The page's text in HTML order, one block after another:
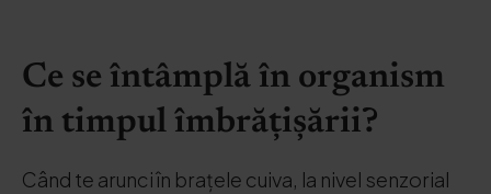
Ce se întâmplă în organism
în timpul îmbrățișării?
Când te arunci în brațele cuiva, la nivel senzorial